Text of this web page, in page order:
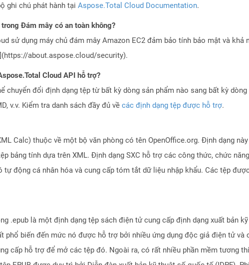
ghi chú phát hành tại Aspose.Total Cloud Documentation.
Đám mây có an toàn không?
sử dụng máy chủ đám mây Amazon EC2 đảm bảo tính bảo mật và
about.aspose.cloud/security).
Cloud API hỗ trợ?
chuyển đổi định dạng tệp từ bất kỳ dòng sản phẩm nào sang bất kỳ dòng
v.v. Kiểm tra danh sách đầy đủ về các định dạng tệp được hỗ trợ.
Calc) thuộc về một bộ văn phòng có tên OpenOffice.org. Định dạng
bảng tính dựa trên XML. Định dạng SXC hỗ trợ các công thức, chức
tự động cá nhân hóa và cung cấp tóm tắt dữ liệu nhập khẩu. Các tệp
.epub là một định dạng tệp sách điện tử cung cấp định dạng xuất bản
phổ biến đến mức nó được hỗ trợ bởi nhiều ứng dụng độc giả điện tử và
cấp hỗ trợ để mở các tệp đó. Ngoài ra, có rất nhiều phần mềm tương